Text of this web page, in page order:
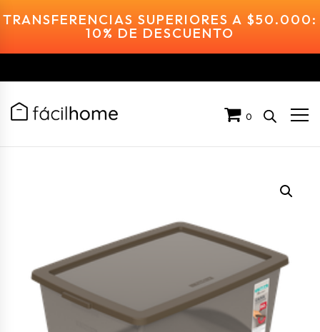
TRANSFERENCIAS SUPERIORES A $50.000:
10% DE DESCUENTO
0